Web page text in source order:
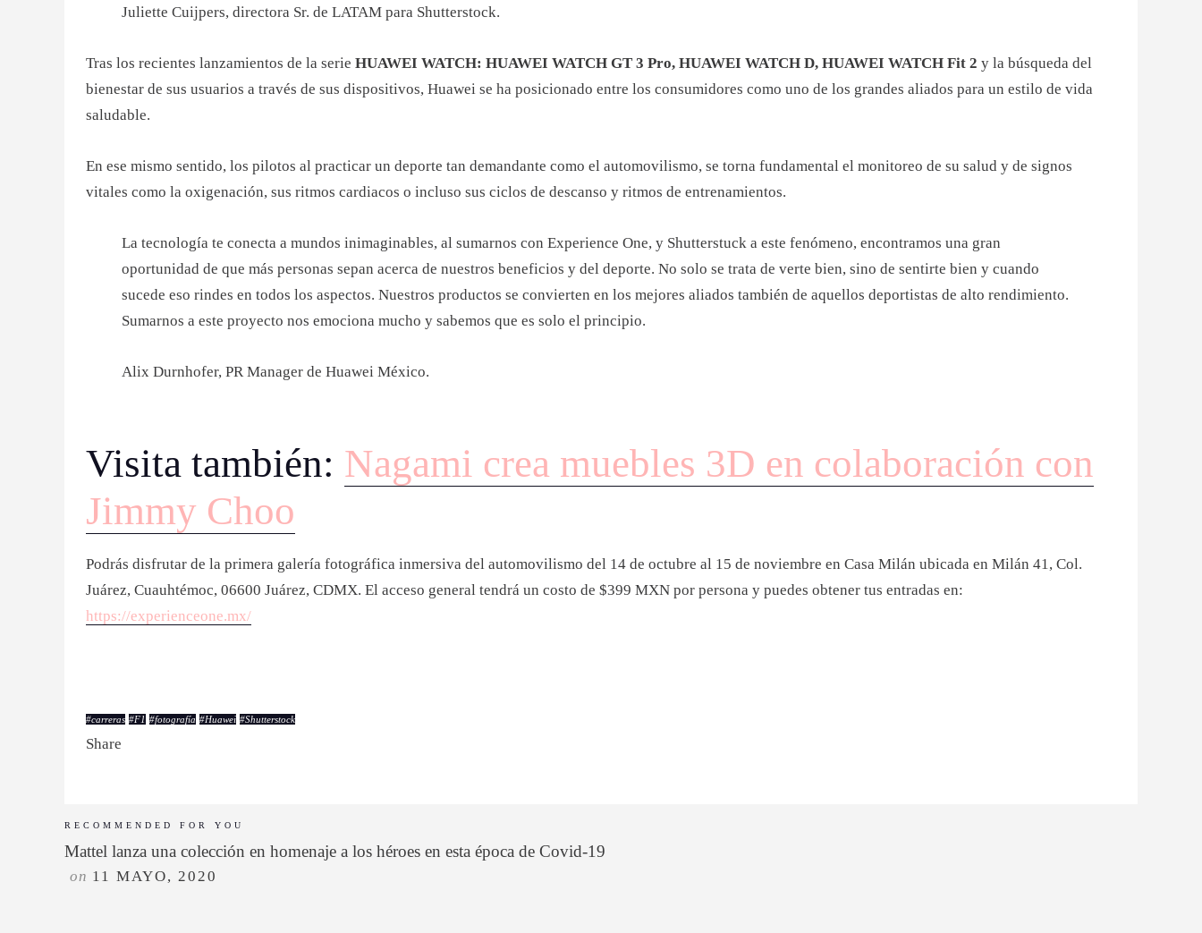
Juliette Cuijpers, directora Sr. de LATAM para Shutterstock.
Tras los recientes lanzamientos de la serie HUAWEI WATCH: HUAWEI WATCH GT 3 Pro, HUAWEI WATCH D, HUAWEI WATCH Fit 2 y la búsqueda del
bienestar de sus usuarios a través de sus dispositivos, Huawei se ha posicionado entre los consumidores como uno de los grandes aliados para un estilo de vida
saludable.
En ese mismo sentido, los pilotos al practicar un deporte tan demandante como el automovilismo, se torna fundamental el monitoreo de su salud y de signos
vitales como la oxigenación, sus ritmos cardiacos o incluso sus ciclos de descanso y ritmos de entrenamientos.
La tecnología te conecta a mundos inimaginables, al sumarnos con Experience One, y Shutterstuck a este fenómeno, encontramos una gran
oportunidad de que más personas sepan acerca de nuestros beneficios y del deporte. No solo se trata de verte bien, sino de sentirte bien y cuando
sucede eso rindes en todos los aspectos. Nuestros productos se convierten en los mejores aliados también de aquellos deportistas de alto rendimiento.
Sumarnos a este proyecto nos emociona mucho y sabemos que es solo el principio.
Alix Durnhofer, PR Manager de Huawei México.
Visita también: Nagami crea muebles 3D en colaboración con
Jimmy Choo
Podrás disfrutar de la primera galería fotográfica inmersiva del automovilismo del 14 de octubre al 15 de noviembre en Casa Milán ubicada en Milán 41, Col.
Juárez, Cuauhtémoc, 06600 Juárez, CDMX. El acceso general tendrá un costo de $399 MXN por persona y puedes obtener tus entradas en:
https://experienceone.mx/
#carreras #F1 #fotografía #Huawei #Shutterstock
Share
RECOMMENDED FOR YOU
Mattel lanza una colección en homenaje a los héroes en esta época de Covid-19
on 11 MAYO, 2020